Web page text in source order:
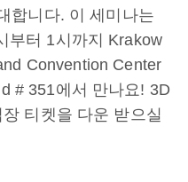
합니다. 이 세미나는
부터 1시까지 Krakow
Convention Center
# 351에서 만나요! 3D
티켓을 다운 받으실